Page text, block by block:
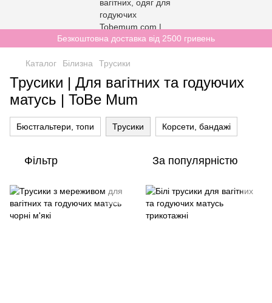
Безкоштовна доставка від 2500 гривень
Каталог Білизна Трусики
Трусики | Для вагітних та годуючих
матусь | ToBe Mum
Бюстгальтери, топи Трусики Корсети, бандажі
Фільтр За популярністю